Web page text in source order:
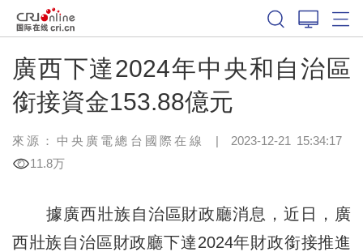
廣西下達2024年中央和自治區
銜接資金153.88億元
來源：中央廣電總台國際在線 | 2023-12-21 15:34:17
11.8万
據廣西壯族自治區財政廳消息，近日，廣
西壯族自治區財政廳下達2024年財政銜接推進